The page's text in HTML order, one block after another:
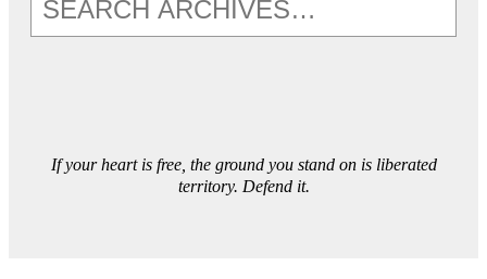
If your heart is free, the ground you stand on is liberated
territory. Defend it.